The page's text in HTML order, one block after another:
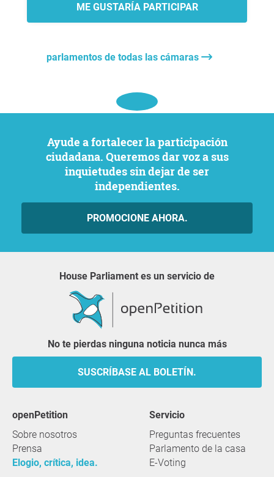
ME GUSTARÍA PARTICIPAR
parlamentos de todas las cámaras
Ayude a fortalecer la participación
ciudadana. Queremos dar voz a sus
inquietudes sin dejar de ser
independientes.
PROMOCIONE AHORA.
House Parliament es un servicio de
No te pierdas ninguna noticia nunca más
SUSCRÍBASE AL BOLETÍN.
openPetition
Sobre nosotros
Prensa
Elogio, crítica, idea.
servicio
Preguntas frecuentes
Parlamento de la casa
E-Voting